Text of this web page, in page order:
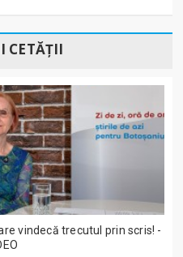
CETĂȚII
vindecă trecutul prin scris! -